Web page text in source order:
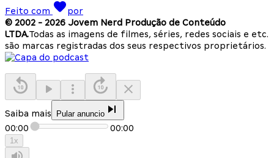
Feito com
por
© 2002 - 2026 Jovem Nerd Produção de Conteúdo
LTDA.Todas as imagens de filmes, séries, redes sociais e etc.
são marcas registradas dos seus respectivos proprietários.
Saiba mais Pular anuncio
00:00 00:00
1x